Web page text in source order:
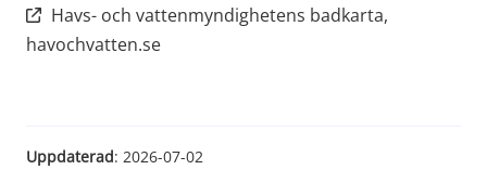
Havs- och vattenmyndighetens badkarta,
havochvatten.seLänk till annan webbplats, öppnas i
Uppdaterad: 2026-07-02